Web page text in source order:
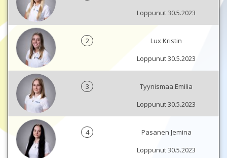
Loppunut 30.5.2023
2
Lux Kristin
Loppunut 30.5.2023
3
Tyynismaa Emilia
Loppunut 30.5.2023
4
Pasanen Jemina
Loppunut 30.5.2023